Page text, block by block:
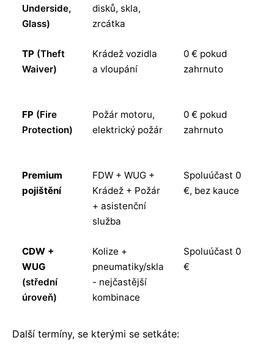
Underside,
Glass)
disků, skla,
zrcátka
TP (Theft
Waiver)
Krádež vozidla
a vloupání
0 € pokud
zahrnuto
FP (Fire
Protection)
Požár motoru,
elektrický požár
0 € pokud
zahrnuto
Premium
pojištění
FDW + WUG +
Krádež + Požár
+ asistenční
služba
Spoluúčast 0
€, bez kauce
CDW +
WUG
(střední
úroveň)
Kolize +
pneumatiky/skla
- nejčastější
kombinace
Spoluúčast 0
€
Další termíny, se kterými se setkáte: